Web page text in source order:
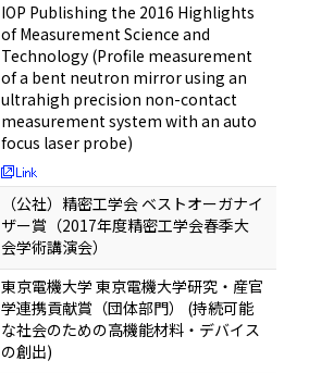
IOP Publishing the 2016 Highlights
of Measurement Science and
Technology (Profile measurement
of a bent neutron mirror using an
ultrahigh precision non-contact
measurement system with an auto
focus laser probe)
（公社）精密工学会 ベストオーガナイ
ザー賞（2017年度精密工学会春季大
会学術講演会）
東京電機大学 東京電機大学研究・産官
学連携貢献賞（団体部門） (持続可能
な社会のための高機能材料・デバイス
の創出)